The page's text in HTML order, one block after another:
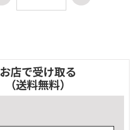
お店で受け取る
（送料無料）